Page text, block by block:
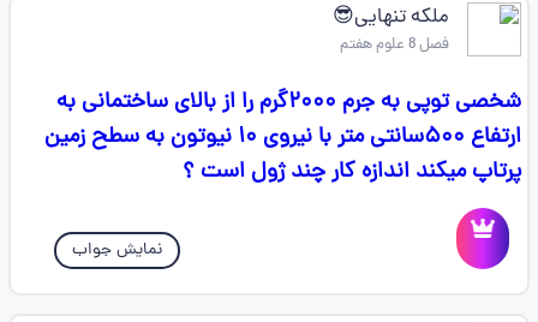
ملکه تنهایی😎
فصل 8 علوم هفتم
شخصی توپی به جرم ۲۰۰۰گرم را از بالای ساختمانی به
ارتفاع ۵۰۰سانتی متر با نیروی ۱۰ نیوتون به سطح زمین
پرتاپ میکند اندازه کار چند ژول است ؟
نمایش جواب